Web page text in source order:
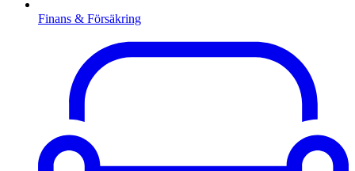
Finans & Försäkring